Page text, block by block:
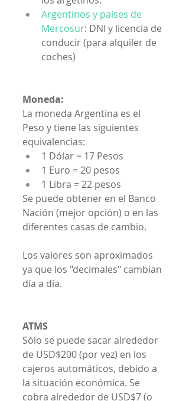
Argentinos y países de
Mercosur: DNI y licencia de
conducir (para alquiler de
coches)
Moneda:
La moneda Argentina es el
Peso y tiene las siguientes
equivalencias:
1 Dólar = 17 Pesos
1 Euro = 20 pesos
1 Libra = 22 pesos
Se puede obtener en el Banco
Nación (mejor opción) o en las
diferentes casas de cambio.
Los valores son aproximados
ya que los "decimales" cambian
día a día.
ATMS
Sólo se puede sacar alrededor
de USD$200 (por vez) en los
cajeros automáticos, debido a
la situación económica. Se
cobra alrededor de USD$7 (o